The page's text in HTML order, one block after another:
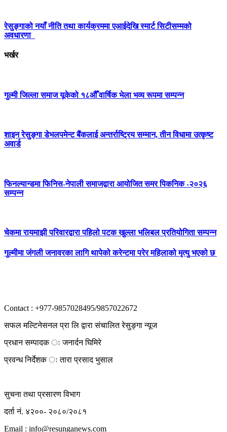
रेसुङ्गाको नयाँ नीति तथा कार्यक्रममा एआईदेखि स्मार्ट सिटीसम्मको
अवधारणा
भर्खर
गुल्मी जिल्ला समाज यूकेको १८औँ वार्षिक भेला भव्य रूपमा सम्पन्न
शाइन रेसुङ्गा डेभलपमेन्ट बैंकलाई अन्तर्राष्ट्रिय सम्मान, तीन विधामा उत्कृष्ट
अवार्ड
फिनल्यान्डमा फिनिस-नेपाली समाजद्वारा आयोजित समर पिकनिक -२०२६
सम्पन्न
चेकमा रायमाझी परिवारद्वारा पहिलो पटक खुल्ला भलिबल प्रतियोगिता सम्पन्न
गुल्मीमा जंगली जनावरका लागि थापेको करेन्टमा परेर महिलाको मृत्यु भएको छ
Contact : +977-9857028495/9857022672
सफल मल्टिनेसनल प्रा लि द्वारा संचालित रेसुङ्गा न्यूज
प्रधान सम्पादक ः जनार्दन घिमिरे
प्रवन्ध निर्देशक ः तारा प्रसाद भुसाल
सुचना तथा प्रसारण विभाग
दर्ता नं. ४२००- २०८०/२०८१
Email : info@resunganews.com